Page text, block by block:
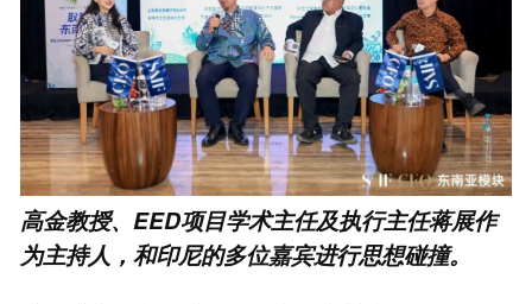
高金教授、EED项目学术主任及执行主任蒋展作
为主持人，和印尼的多位嘉宾进行思想碰撞。